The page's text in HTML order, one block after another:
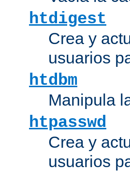
htdigest
Crea y
usuarios
htdbm
Manipula
htpasswd
Crea y
usuarios